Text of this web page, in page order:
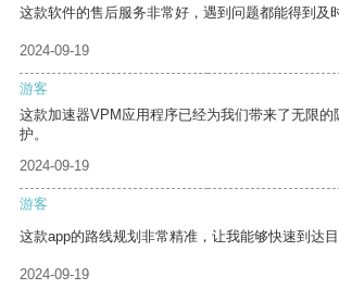
这款软件的售后服务非常好，遇到问题都能得到及
2024-09-19
游客
这款加速器VPM应用程序已经为我们带来了无限的
护。
2024-09-19
游客
这款app的路线规划非常精准，让我能够快速到达目
2024-09-19